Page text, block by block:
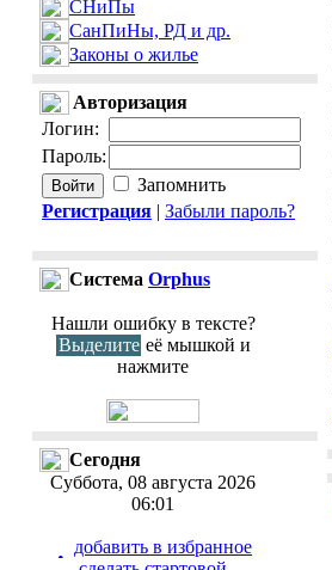
СНиПы
СанПиНы, РД и др.
Законы о жилье
Авторизация
Логин:
Пароль:
Запомнить
Регистрация | Забыли пароль?
Cистема Orphus
Нашли ошибку в тексте?
Выделите её мышкой и
нажмите
Сегодня
Суббота, 08 августа 2026
06:01
добавить в избранное